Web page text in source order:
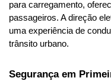
para carregamento,
passageiros. A direção
uma experiência de
trânsito urbano.
Segurança em